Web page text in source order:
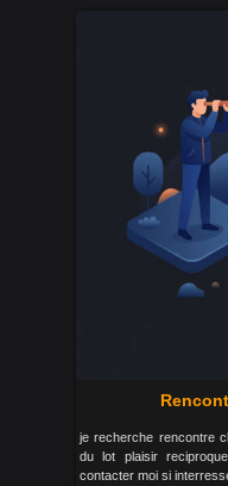
je recherche rencontre
du lot plaisir
contacter moi si